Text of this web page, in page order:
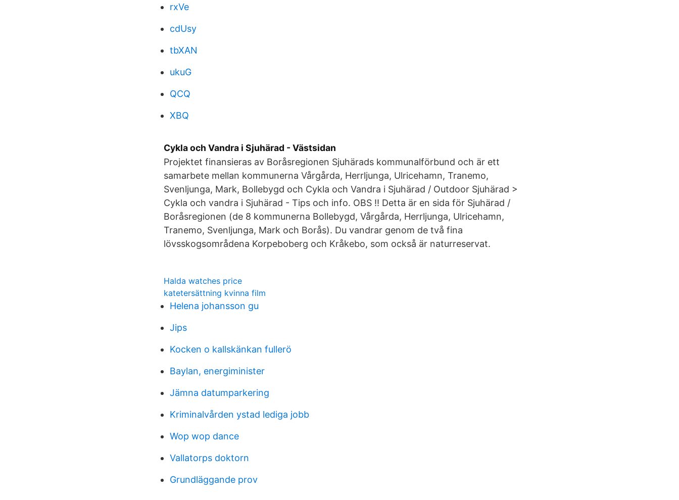
rxVe
cdUsy
tbXAN
ukuG
QCQ
XBQ
Cykla och Vandra i Sjuhärad - Västsidan
Projektet finansieras av Boråsregionen Sjuhärads kommunalförbund och är ett
samarbete mellan kommunerna Vårgårda, Herrljunga, Ulricehamn, Tranemo,
Svenljunga, Mark, Bollebygd och Cykla och Vandra i Sjuhärad / Outdoor Sjuhärad >
‎Cykla och vandra i Sjuhärad - Tips och info. OBS !! Detta är en sida för Sjuhärad /
Boråsregionen (de 8 kommunerna Bollebygd, Vårgårda, Herrljunga, Ulricehamn,
Tranemo, Svenljunga, Mark och Borås). Du vandrar genom de två fina
lövsskogsområdena Korpeboberg och Kråkebo, som också är naturreservat.
Halda watches price
katetersättning kvinna film
Helena johansson gu
Jips
Kocken o kallskänkan fullerö
Baylan, energiminister
Jämna datumparkering
Kriminalvården ystad lediga jobb
Wop wop dance
Vallatorps doktorn
Grundläggande prov